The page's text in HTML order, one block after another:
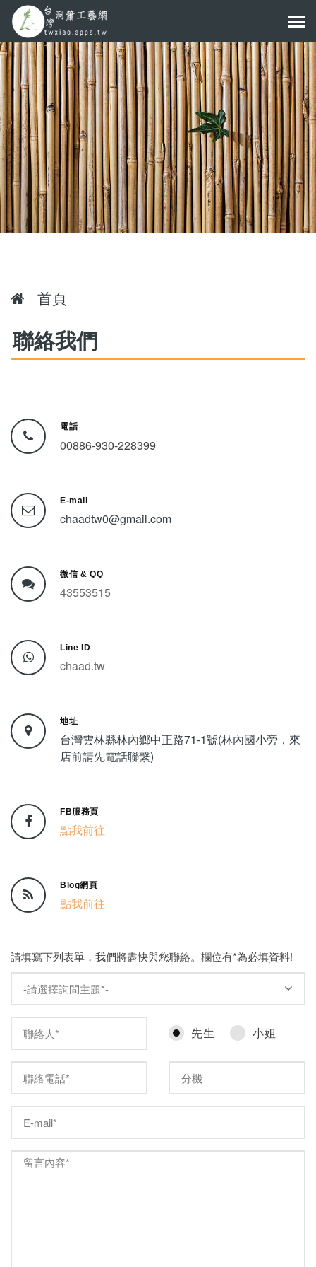
首頁
聯絡我們
電話
00886-930-228399
E-mail
chaadtw0@gmail.com
微信 & QQ
43553515
Line ID
chaad.tw
地址
台灣雲林縣林內鄉中正路71-1號(林內國小旁，來
店前請先電話聯繫)
FB服務頁
點我前往
Blog網頁
點我前往
請填寫下列表單，我們將盡快與您聯絡。欄位有*為必填資料!
先生 小姐